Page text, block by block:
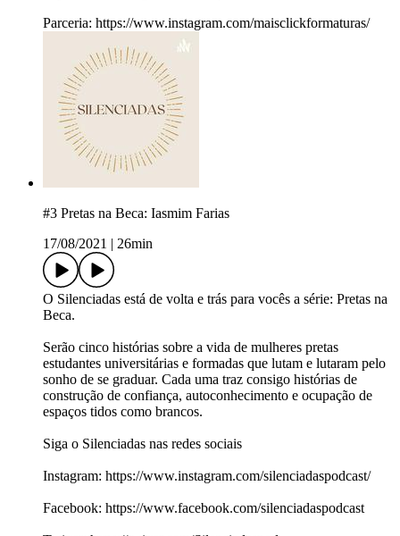
Parceria: https://www.instagram.com/maisclickformaturas/
#3 Pretas na Beca: Iasmim Farias
17/08/2021
26min
O Silenciadas está de volta e trás para vocês a série: Pretas na
Beca.
Serão cinco histórias sobre a vida de mulheres pretas
estudantes universitárias e formadas que lutam e lutaram pelo
sonho de se graduar. Cada uma traz consigo histórias de
construção de confiança, autoconhecimento e ocupação de
espaços tidos como brancos.
Siga o Silenciadas nas redes sociais
Instagram: https://www.instagram.com/silenciadaspodcast/
Facebook: https://www.facebook.com/silenciadaspodcast